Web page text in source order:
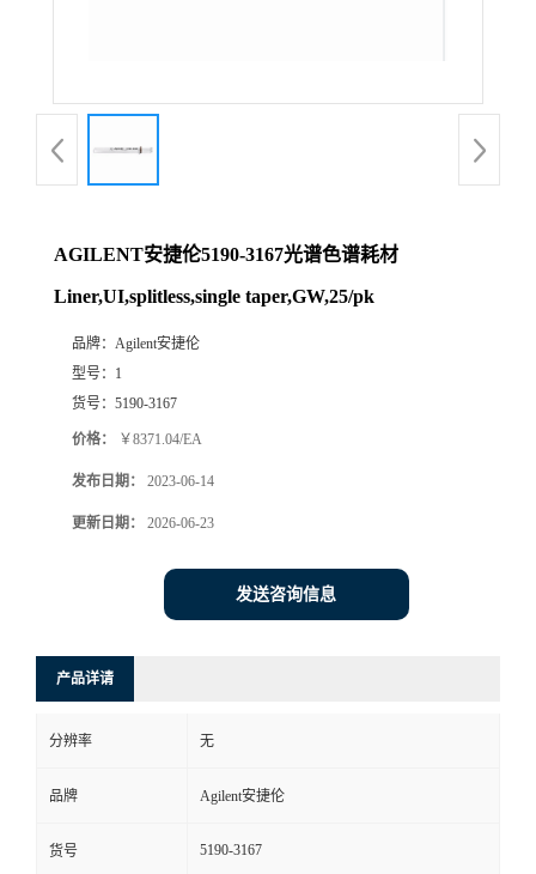
AGILENT安捷伦5190-3167光谱色谱耗材
Liner,UI,splitless,single taper,GW,25/pk
品牌： Agilent安捷伦
型号： 1
货号： 5190-3167
价格： ￥8371.04/EA
发布日期： 2023-06-14
更新日期： 2026-06-23
发送咨询信息
产品详请
分辨率 无
品牌 Agilent安捷伦
货号 5190-3167